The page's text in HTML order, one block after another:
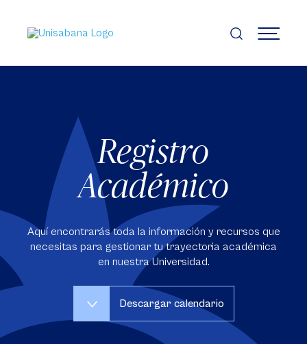
contenido
principal
MENÚ
Registro
Académico
Aquí encontrarás toda la información y recursos que
necesitas para gestionar tu trayectoria académica
en nuestra Universidad.
Descargar calendario